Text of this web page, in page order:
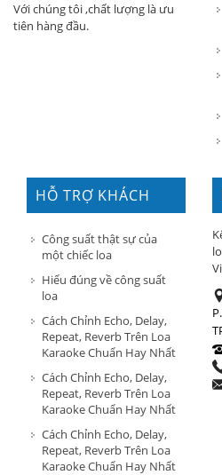
Với chúng tôi ,chất lượng là ưu
tiên hàng đầu.
HỖ TRỢ KHÁCH
HÀNG
Công suất thật sự của
một chiếc loa
Hiểu đúng về công suất
loa
Cách Chỉnh Echo, Delay,
Repeat, Reverb Trên Loa
Karaoke Chuẩn Hay Nhất
Cách Chỉnh Echo, Delay,
Repeat, Reverb Trên Loa
Karaoke Chuẩn Hay Nhất
Cách Chỉnh Echo, Delay,
Repeat, Reverb Trên Loa
Karaoke Chuẩn Hay Nhất